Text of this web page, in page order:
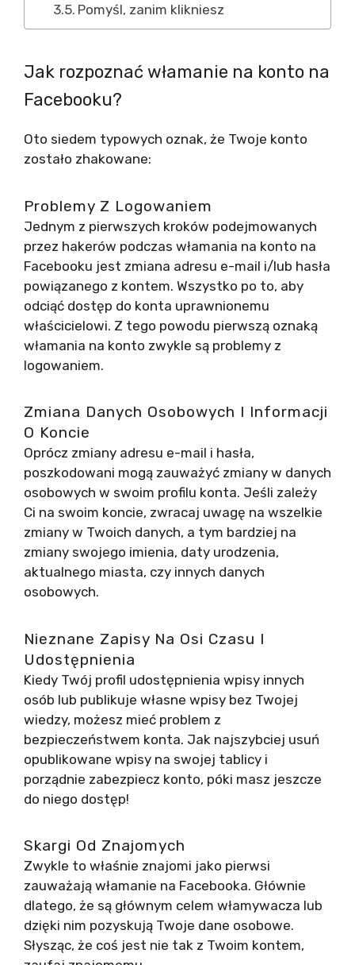
Pomyśl, zanim klikniesz
Jak rozpoznać włamanie na konto na
Facebooku?
Oto siedem typowych oznak, że Twoje konto
zostało zhakowane:
Problemy Z Logowaniem
Jednym z pierwszych kroków podejmowanych
przez hakerów podczas włamania na konto na
Facebooku jest zmiana adresu e-mail i/lub hasła
powiązanego z kontem. Wszystko po to, aby
odciąć dostęp do konta uprawnionemu
właścicielowi. Z tego powodu pierwszą oznaką
włamania na konto zwykle są problemy z
logowaniem.
Zmiana Danych Osobowych I Informacji
O Koncie
Oprócz zmiany adresu e-mail i hasła,
poszkodowani mogą zauważyć zmiany w danych
osobowych w swoim profilu konta. Jeśli zależy
Ci na swoim koncie, zwracaj uwagę na wszelkie
zmiany w Twoich danych, a tym bardziej na
zmiany swojego imienia, daty urodzenia,
aktualnego miasta, czy innych danych
osobowych.
Nieznane Zapisy Na Osi Czasu I
Udostępnienia
Kiedy Twój profil udostępnienia wpisy innych
osób lub publikuje własne wpisy bez Twojej
wiedzy, możesz mieć problem z
bezpieczeństwem konta. Jak najszybciej usuń
opublikowane wpisy na swojej tablicy i
porządnie zabezpiecz konto, póki masz jeszcze
do niego dostęp!
Skargi Od Znajomych
Zwykle to właśnie znajomi jako pierwsi
zauważają włamanie na Facebooka. Głównie
dlatego, że są głównym celem włamywacza lub
dzięki nim pozyskują Twoje dane osobowe.
Słysząc, że coś jest nie tak z Twoim kontem,